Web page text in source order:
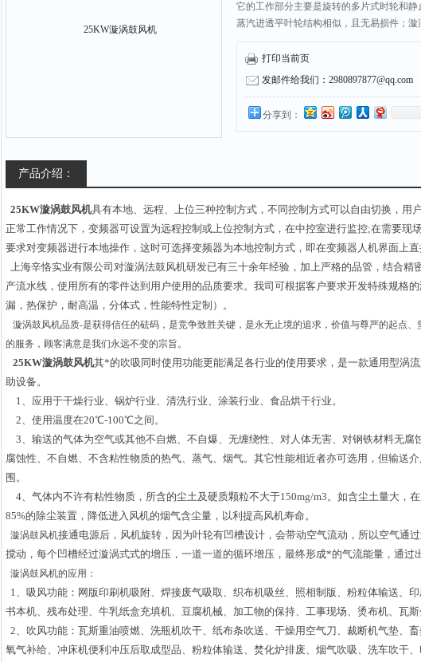
它的工作部分主要是旋转的多片式时轮和
蒸汽进透平叶轮结构相似，且无易损件；
可分为；“单叶轮漩涡鼓风机和双叶轮漩涡
机也是不一样的，用户在订购时可咨询我司
打印当前页
发邮件给我们：2980897877@qq.com
分享到：
产品介绍：
25KW漩涡鼓风机具有本地、远程、上位三种控制方式，不同控制方式可以自由切换，用
正常工作情况下，变频器可设置为远程控制或上位控制方式，在中控室进行监控;在需要现
要求对变频器进行本地操作，这时可选择变频器为本地控制方式，即在变频器人机界面上直
上海辛恪实业有限公司对漩涡法鼓风机研发已有三十余年经验，加上严格的品管，结合精
产流水线，使用所有的零件达到用户使用的品质要求。我司可根据客户要求开发特殊规格
漏，热保护，耐高温，分体式，性能特性定制）。
漩涡鼓风机品质-是获得信任的砝码，是竞争致胜关键，是永无止境的追求，价值与尊严的起点
的服务，顾客满意是我们永远不变的宗旨。
25KW漩涡鼓风机其*的吹吸同时使用功能更能满足各行业的使用要求，是一款通用型涡
助设备。
1、应用于干燥行业、锅炉行业、清洗行业、涂装行业、食品烘干行业。
2、使用温度在20℃-100℃之间。
3、输送的气体为空气或其他不自燃、不自爆、无缠绕性、对人体无害、对钢铁材料无腐
腐蚀性、不自燃、不含粘性物质的热气、蒸气、烟气。其它性能相近者亦可选用，但输送
围。
4、气体内不许有粘性物质，所含的尘土及硬质颗粒不大于150mg/m3。如含尘土量大，
85%的除尘装置，降低进入风机的烟气含尘量，以利提高风机寿命。
漩涡鼓风机接通电源后，风机旋转，因为叶轮有凹槽设计，会带动空气流动，所以空气通
搅动，每个凹槽经过漩涡式式的增压，一道一道的循环增压，最终形成*的气流能量，通过
漩涡鼓风机的应用：
1、吸风功能：网版印刷机吸附、焊接废气吸取、织布机吸丝、照相制版、粉粒体输送、
书本机、残布处理、牛乳纸盒充填机、豆腐机械、加工物的保持、工事现场、烫布机、
2、吹风功能：瓦斯重油喷燃、洗瓶机吹干、纸布条吹送、干燥用空气刀、裁断机气垫、
氧气补给、冲床机便利冲压后取成型品、粉粒体输送、焚化炉排废、烟气吹吸、洗车吹干、